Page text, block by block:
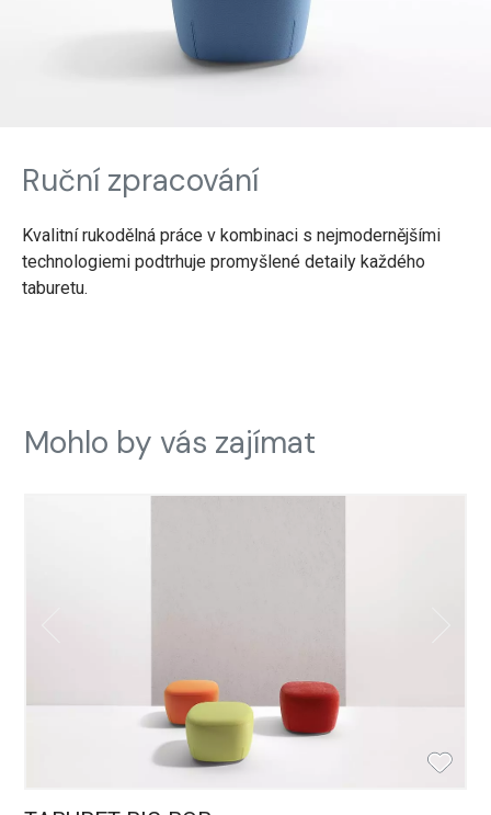
Ruční zpracování
Kvalitní rukodělná práce v kombinaci s nejmodernějšími
technologiemi podtrhuje promyšlené detaily každého
taburetu.
Mohlo by vás zajímat